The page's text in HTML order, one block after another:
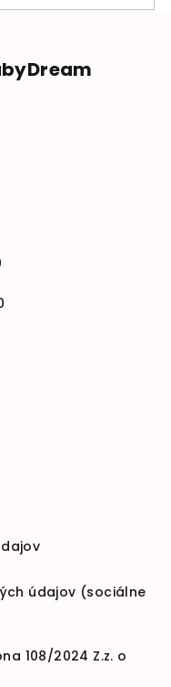
údajov (sociálne
108/2024 Z.z. o